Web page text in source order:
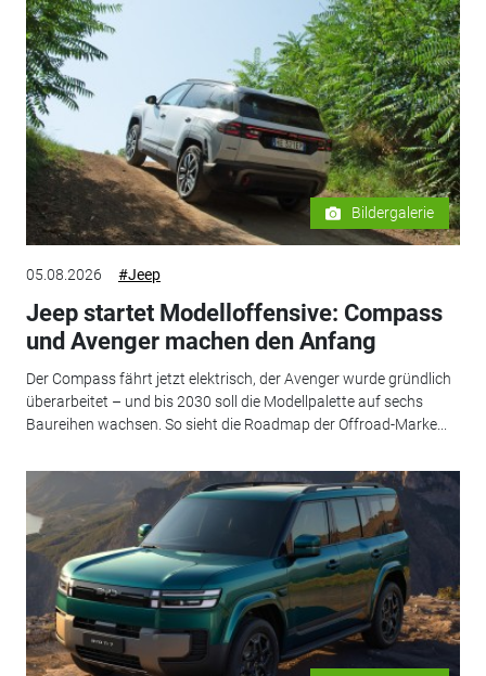
Bildergalerie
05.08.2026 #Jeep
Jeep startet Modelloffensive: Compass
und Avenger machen den Anfang
Der Compass fährt jetzt elektrisch, der Avenger wurde gründlich
überarbeitet – und bis 2030 soll die Modellpalette auf sechs
Baureihen wachsen. So sieht die Roadmap der Offroad-Marke...